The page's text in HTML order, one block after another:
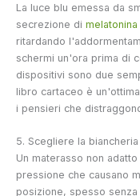
La luce blu emessa da
secrezione di melatonina
ritardando
schermi un'ora prima di
dispositivi sono due
libro cartaceo è
i pensieri che
5. Scegliere la
Un materasso non
pressione che causano
posizione, spesso